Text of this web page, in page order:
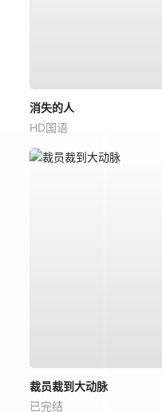
消失的人
HD国语
裁员裁到大动脉
已完结